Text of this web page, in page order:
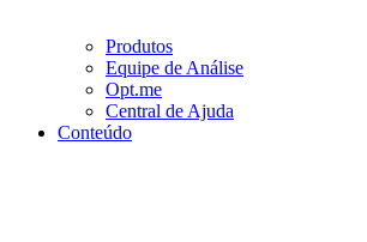
Produtos
Equipe de Análise
Opt.me
Central de Ajuda
Conteúdo